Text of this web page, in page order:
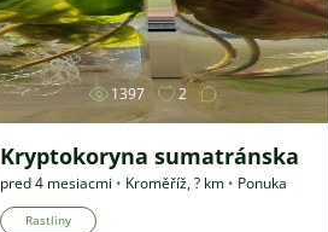
Obrázok
1397 2
Kryptokoryna sumatránska
pred 4 mesiacmi • Kroměříž,? km • Ponuka
Rastliny